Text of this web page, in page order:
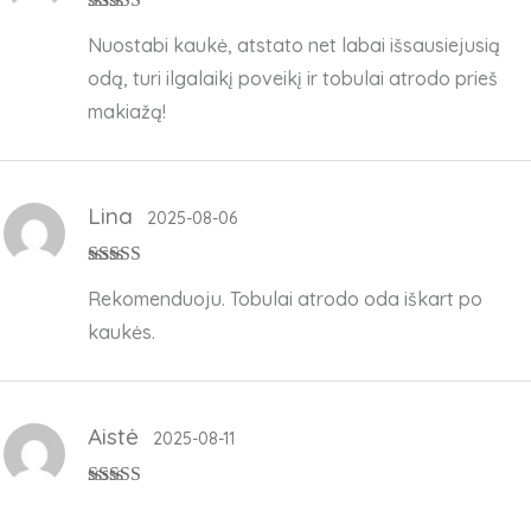
iš 5
Nuostabi kaukė, atstato net labai išsausiejusią
odą, turi ilgalaikį poveikį ir tobulai atrodo prieš
makiažą!
iš 5
Lina 2025-08-06
Rekomenduoju. Tobulai atrodo oda iškart po
kaukės.
Aistė 2025-08-11